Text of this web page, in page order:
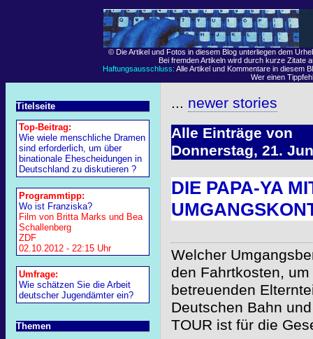
© Die Artikel und Fotos in diesem Blog unterliegen dem
Bei fremden Artikeln wird durch kurze Zitate
Haftungsausschluss: Alle Artikel und Kommentare in diesem
Wer einen
Titelseite
Top-Beitrag:
Wie wiele menschliche Dramen
sind erforderlich, um über
binationale Ehescheidungen in
Deutschland zu diskutieren ?
Programmtipp:
Wo ist Franziska?
Film von Britta Marks und Bea
Schallenberg
ZDF
02.10.2012 - 22:15 Uhr
Umfrage:
Wie schätzen Sie die Arbeit
deutscher Jugendämter ein?
Themen
... newer stories
Alle Einträge von
Donnerstag, 21.
DIE PAPA-YA
Welcher
den Fahrtkosten,
betreuenden
Deutschen Bahn
TOUR ist für die